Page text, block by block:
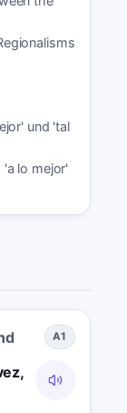
und 'tal
'a lo mejor'
A1